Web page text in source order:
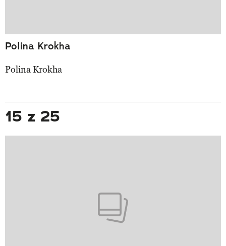
Polina Krokha
Polina Krokha
15 z 25